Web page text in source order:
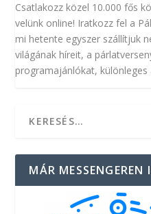
Csatlakozz közel 10.000 fős
velünk online! Iratkozz fel a
mi hetente egyszer szállítjuk
világának híreit, a
programajánlókat,
MÁR MESSENGEREN